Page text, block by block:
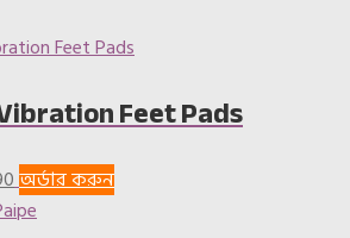
Feet Pads
Current
price
অর্ডার করুন